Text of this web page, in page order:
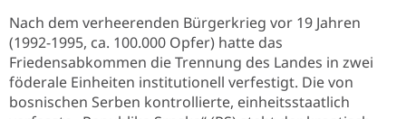
Nach dem verheerenden Bürgerkrieg vor 19 Jahren
(1992-1995, ca. 100.000 Opfer) hatte das
Friedensabkommen die Trennung des Landes in zwei
föderale Einheiten institutionell verfestigt. Die von
bosnischen Serben kontrollierte, einheitsstaatlich